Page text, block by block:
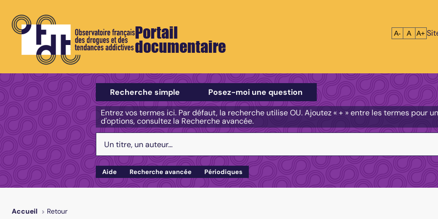
Portail
documentaire
Réduire le
A- A A+
Sélectionner un type de recherche
Recherche simple
Posez-moi une question
Entrez vos termes ici. Par défaut, la recherche utilise OU. Ajoutez « + » entre les termes pour
d'options, consultez la Recherche avancée.
Aide Recherche avancée Périodiques
Accueil Retour